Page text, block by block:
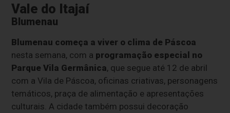
Vale do Itajaí
Blumenau
Blumenau começa a viver o clima de Páscoa
nesta semana, com a programação especial no
Parque Vila Germânica, que segue até 12 de abril
com a Vila de Páscoa, oficinas criativas, personagens
temáticos, praça de alimentação e apresentações
culturais. A cidade também possui decoração